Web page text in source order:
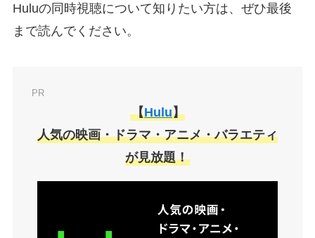
Huluの同時視聴について知りたい方は、ぜひ最後
まで読んでください。
PR
【Hulu】
人気の映画・ドラマ・アニメ・バラエティ
が見放題！